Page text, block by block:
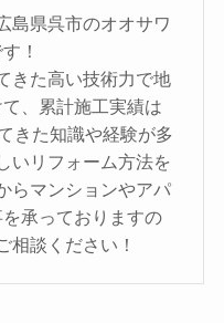
島県呉市のオオサワ
！
きた高い技術力で地
、累計施工実績は
きた知識や経験が多
いリフォーム方法を
らマンションやアパ
承っておりますの
相談ください！